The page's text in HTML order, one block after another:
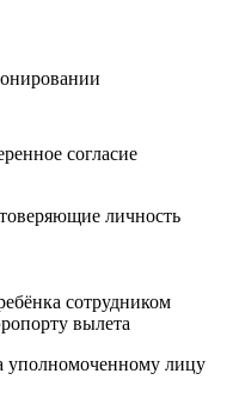
согласие
личность
сотрудником
вылета
уполномоченному лицу